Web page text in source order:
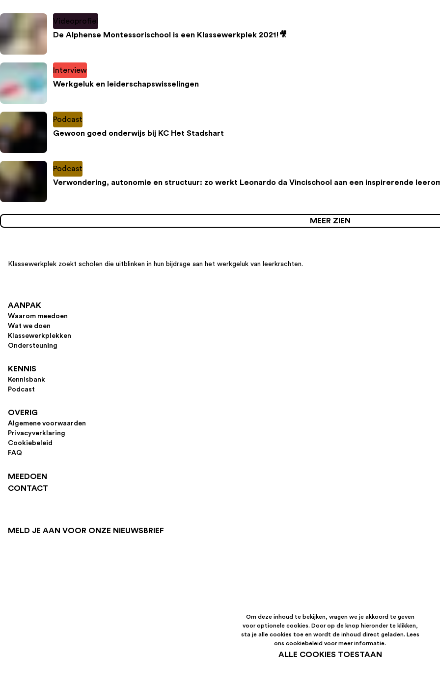
Videoprofiel
De Alphense Montessorischool is een Klassewerkplek 2021!🎥
Interview
Werkgeluk en leiderschapswisselingen
Podcast
Gewoon goed onderwijs bij KC Het Stadshart
Podcast
Verwondering, autonomie en structuur: zo werkt Leonardo da Vincischool aan een inspirerende
MEER ZIEN
Klassewerkplek zoekt scholen die uitblinken in hun bijdrage aan het werkgeluk van leerkrachten.
AANPAK
Waarom meedoen
Wat we doen
Klassewerkplekken
Ondersteuning
KENNIS
Kennisbank
Podcast
OVERIG
Algemene voorwaarden
Privacyverklaring
Cookiebeleid
FAQ
MEEDOEN
CONTACT
MELD JE AAN VOOR ONZE NIEUWSBRIEF
Om deze inhoud te bekijken, vragen we je akkoord te geven
voor optionele cookies. Door op de knop hieronder te klikken,
sta je alle cookies toe en wordt de inhoud direct geladen. Lees
ons cookiebeleid voor meer informatie.
ALLE COOKIES TOESTAAN